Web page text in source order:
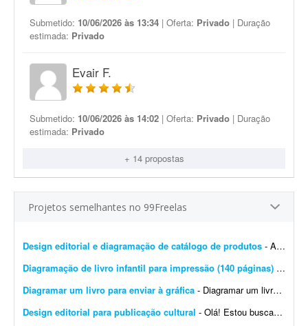
Submetido: 10/06/2026 às 13:34 | Oferta: Privado | Duração
estimada: Privado
Evair F.
Submetido: 10/06/2026 às 14:02 | Oferta: Privado | Duração
estimada: Privado
+ 14 propostas
Projetos semelhantes no 99Freelas
Design editorial e diagramação de catálogo de produtos - A DistribuiBem, distribuidora de alimentos e produtos premium, está procurando um profissional de design editorial e diagramação para revisar, modernizar e manter nosso cat&aac...
Diagramação de livro infantil para impressão (140 páginas)
Diagramar um livro para enviar à gráfica - Diagramar um livro para enviar à gráfica. 95% do livro é texto. Formato 170x240 mm. (ao alto), compostos por: - 380 páginas impressas a 1/1 cor (preto) em ior 90 grs. -...
Design editorial para publicação cultural - Olá! Estou buscando um designer editorial ou diagramador para uma publicação cultural do Projeto Maracá, desenvolvido em Guaíra (SP). É importante que o p...